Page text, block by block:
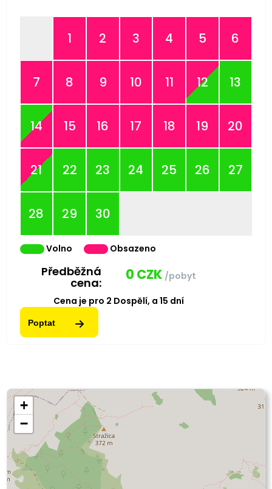
1 2 3 4 5 6
7 8 9 10 11 12 13
14 15 16 17 18 19 20
21 22 23 24 25 26 27
28 29 30
Volno Obsazeno
Předběžná
cena: 0 CZK /pobyt
Cena je pro 2 Dospělí, a 15 dní
Poptat
+
−